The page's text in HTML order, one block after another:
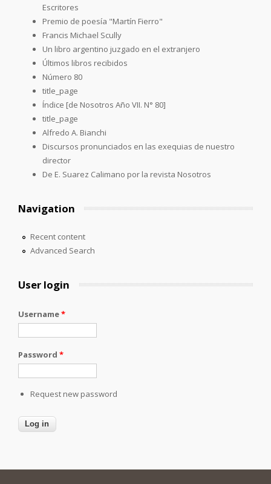
Escritores
Premio de poesía "Martín Fierro"
Francis Michael Scully
Un libro argentino juzgado en el extranjero
Últimos libros recibidos
Número 80
title_page
Índice [de Nosotros Año VII. N° 80]
title_page
Alfredo A. Bianchi
Discursos pronunciados en las exequias de nuestro
director
De E. Suarez Calimano por la revista Nosotros
Navigation
Recent content
Advanced Search
User login
Username*
Password *
Request new password